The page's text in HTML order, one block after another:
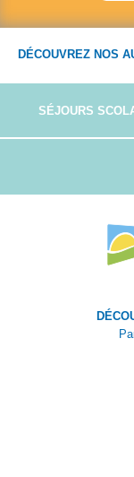
DÉCOUVREZ NOS
SÉJOURS